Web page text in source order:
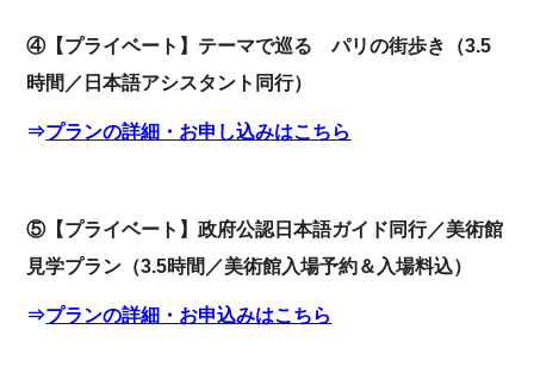
④【プライベート】テーマで巡る パリの街歩き（3.5
時間／日本語アシスタント同行）
⇒プランの詳細・お申し込みはこちら
⑤【プライベート】政府公認日本語ガイド同行／美術館
見学プラン（3.5時間／美術館入場予約＆入場料込）
⇒プランの詳細・お申込みはこちら